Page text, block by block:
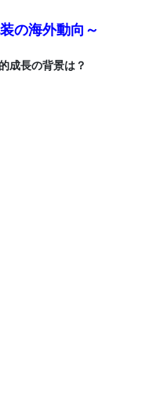
海外動向～
成長の背景は？